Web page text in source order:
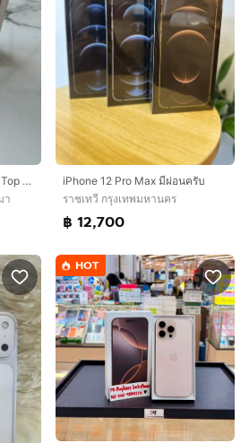
iPhone X สีขาว 256 GB ตัว Top เครื่องศูนย์ไทย โมเดล Th สภาพสวย สแกนใบหน้าปกติ
า
iPhone 12 Pro Max มีผ่อนครับ
ราชเทวี กรุงเทพมหานคร
฿ 12,700
HOT